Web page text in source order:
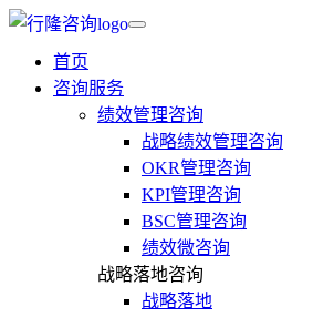
首页
咨询服务
绩效管理咨询
战略绩效管理咨询
OKR管理咨询
KPI管理咨询
BSC管理咨询
绩效微咨询
战略落地咨询
战略落地